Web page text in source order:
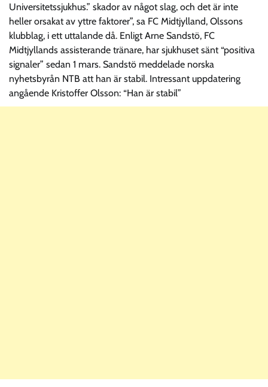
Universitetssjukhus.” skador av något slag, och det är inte
heller orsakat av yttre faktorer”, sa FC Midtjylland, Olssons
klubblag, i ett uttalande då. Enligt Arne Sandstö, FC
Midtjyllands assisterande tränare, har sjukhuset sänt “positiva
signaler” sedan 1 mars. Sandstö meddelade norska
nyhetsbyrån NTB att han är stabil. Intressant uppdatering
angående Kristoffer Olsson: “Han är stabil”